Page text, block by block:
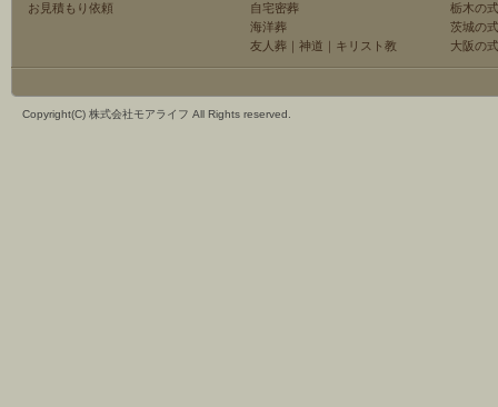
お見積もり依頼
自宅密葬
海洋葬
友人葬 ｜ 神道 ｜ キリスト教
栃木の
茨城の
大阪の
Copyright(C) 株式会社モアライフ All Rights reserved.